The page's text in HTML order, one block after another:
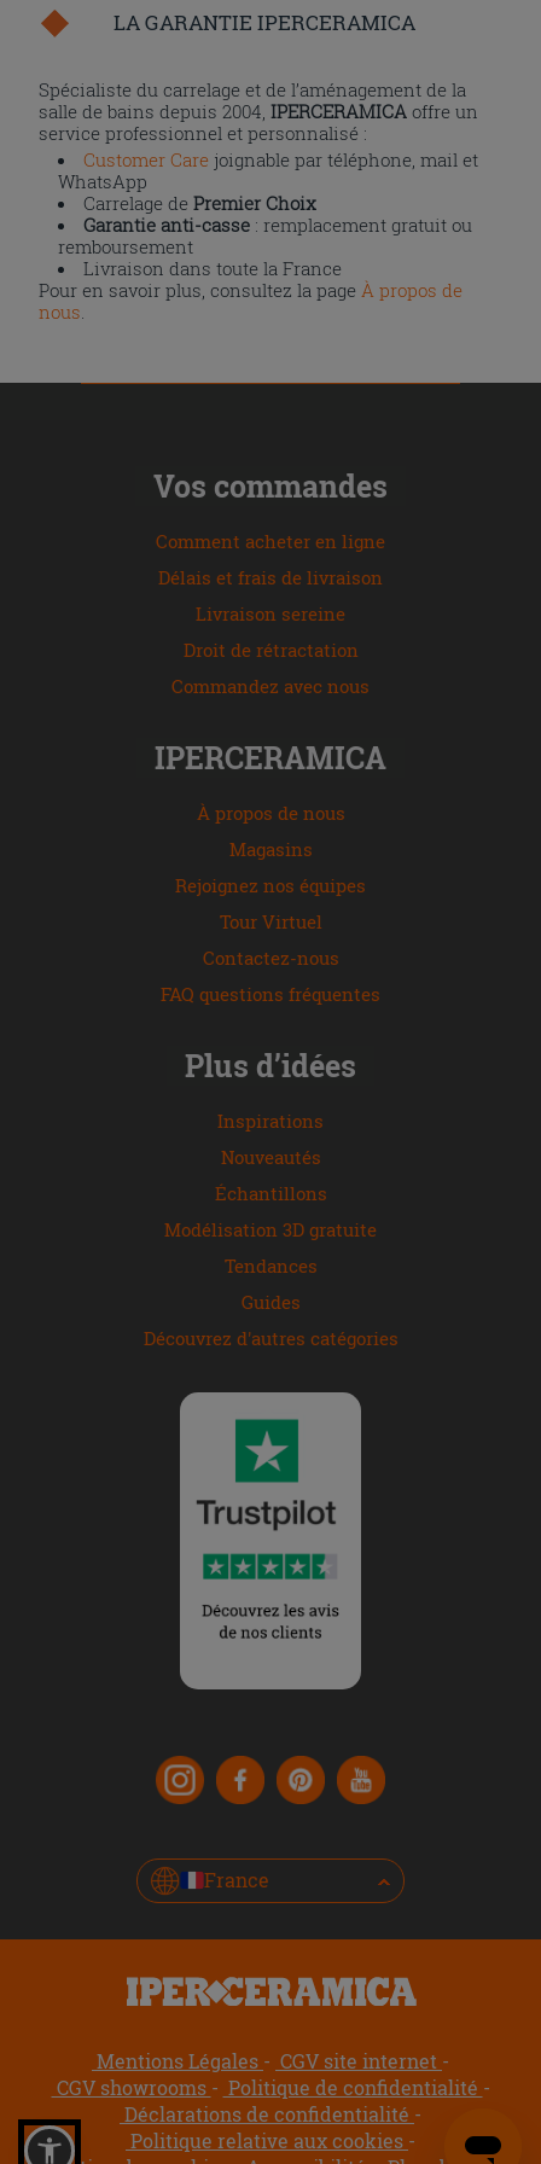
LA GARANTIE IPERCERAMICA
Spécialiste du carrelage et de l’aménagement de la
salle de bains depuis 2004,IPERCERAMICA offre un
service professionnel et personnalisé :
Customer Care joignable par téléphone, mail et
WhatsApp
Carrelage dePremier Choix
Garantie anti-casse : remplacement gratuit ou
remboursement
Livraison dans toute la France
Pour en savoir plus, consultez la page À propos de
nous
Vos commandes
Comment acheter en ligne
Délais et frais de livraison
Livraison sereine
Droit de rétractation
Commandez avec nous
IPERCERAMICA
À propos de nous
Magasins
Rejoignez nos équipes
Tour Virtuel
Contactez-nous
FAQ questions fréquentes
Plus d’idées
Inspirations
Nouveautés
Échantillons
Modélisation 3D gratuite
Tendances
Guides
Découvrez d'autres catégories
France
Mentions Légales
CGV site internet
CGV showrooms
Politique de confidentialité
Déclarations de confidentialité
Politique relative aux cookies